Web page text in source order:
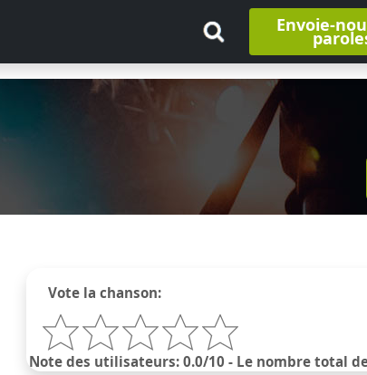
Envoie-
Vote la chanson:
Note des utilisateurs: 0.0/10 - Le nombre total